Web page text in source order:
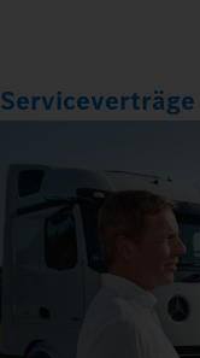
Serviceverträge